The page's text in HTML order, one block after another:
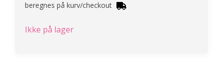
beregnes på kurv/checkout
Ikke på lager